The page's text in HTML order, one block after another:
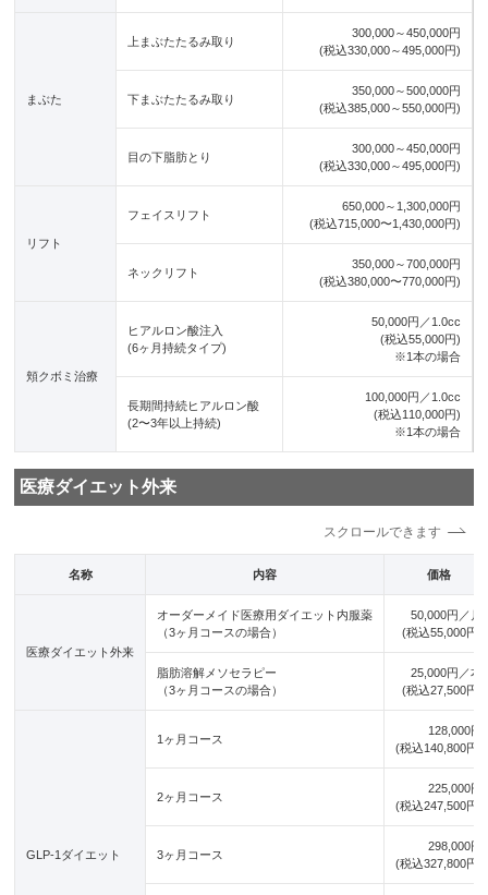
まぶた
上まぶたたるみ取り
300,000～450,000円
(税込330,000～495,000円)
下まぶたたるみ取り
350,000～500,000円
(税込385,000～550,000円)
目の下脂肪とり
300,000～450,000円
(税込330,000～495,000円)
リフト
フェイスリフト
650,000～1,300,000円
(税込715,000〜1,430,000円)
ネックリフト
350,000～700,000円
(税込380,000〜770,000円)
頬クボミ治療
ヒアルロン酸注入
(6ヶ月持続タイプ)
50,000円／1.0cc
(税込55,000円)
※1本の場合
長期間持続ヒアルロン酸
(2〜3年以上持続)
100,000円／1.0cc
(税込110,000円)
※1本の場合
医療ダイエット外来
名称 内容 価格
医療ダイエット外来
オーダーメイド医療用ダイエット内服薬
（3ヶ月コースの場合）
50,000円／月
(税込55,000円)
脂肪溶解メソセラピー
（3ヶ月コースの場合）
25,000円／本
(税込27,500円)
GLP-1ダイエット
1ヶ月コース
128,000円
(税込140,800円)
2ヶ月コース
225,000円
(税込247,500円)
3ヶ月コース
298,000円
(税込327,800円)